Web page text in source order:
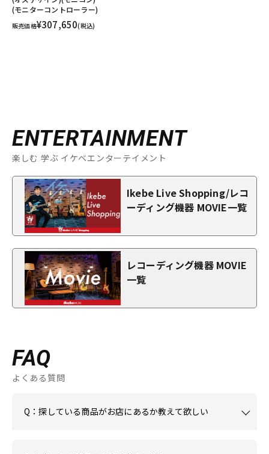
(モニターコントローラー)
販売価格¥307,650(税込)
ENTERTAINMENT
楽しむ 学ぶ イケベエンターテイメント
Ikebe Live Shopping/レコ
ーディング機器 MOVIE一覧
レコーディング機器 MOVIE
一覧
FAQ
よくある質問
Q：探している商品がお店にあるか教えて欲しい